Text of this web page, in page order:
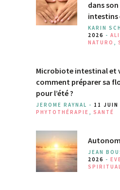
dans
intestins
KARIN
2026 -
NATURO ,
Microbiote intestinal et
comment préparer sa
pour l’été ?
JEROME RAYNAL - 11 JUIN
PHYTOTHÉRAPIE , SANTÉ
JEAN
2026 -